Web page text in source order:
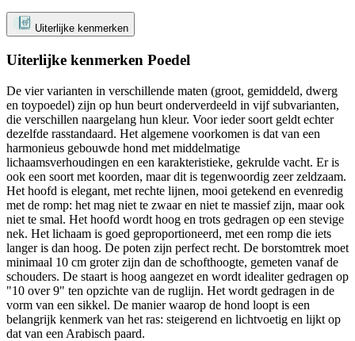
Uiterlijke kenmerken
Uiterlijke kenmerken Poedel
De vier varianten in verschillende maten (groot, gemiddeld, dwerg
en toypoedel) zijn op hun beurt onderverdeeld in vijf subvarianten,
die verschillen naargelang hun kleur. Voor ieder soort geldt echter
dezelfde rasstandaard. Het algemene voorkomen is dat van een
harmonieus gebouwde hond met middelmatige
lichaamsverhoudingen en een karakteristieke, gekrulde vacht. Er is
ook een soort met koorden, maar dit is tegenwoordig zeer zeldzaam.
Het hoofd is elegant, met rechte lijnen, mooi getekend en evenredig
met de romp: het mag niet te zwaar en niet te massief zijn, maar ook
niet te smal. Het hoofd wordt hoog en trots gedragen op een stevige
nek. Het lichaam is goed geproportioneerd, met een romp die iets
langer is dan hoog. De poten zijn perfect recht. De borstomtrek moet
minimaal 10 cm groter zijn dan de schofthoogte, gemeten vanaf de
schouders. De staart is hoog aangezet en wordt idealiter gedragen op
"10 over 9" ten opzichte van de ruglijn. Het wordt gedragen in de
vorm van een sikkel. De manier waarop de hond loopt is een
belangrijk kenmerk van het ras: steigerend en lichtvoetig en lijkt op
dat van een Arabisch paard.